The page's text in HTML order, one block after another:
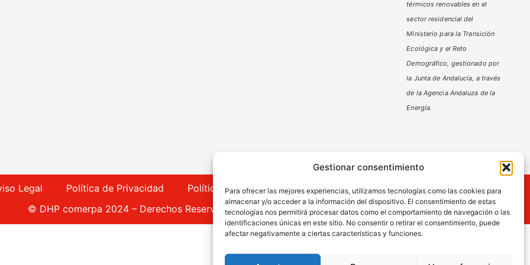
Gestionar consentimiento
Para ofrecer las mejores experiencias, utilizamos tecnologías como las cookies para
almacenar y/o acceder a la información del dispositivo. El consentimiento de estas
tecnologías nos permitirá procesar datos como el comportamiento de navegación o las
identificaciones únicas en este sitio. No consentir o retirar el consentimiento, puede
afectar negativamente a ciertas características y funciones.
térmicos renovables en el
sector residencial del
Ministerio para la Transición
Ecológica y el Reto
Demográfico, gestionado por
la Junta de Andalucía, a través
de la Agencia Andaluza de la
Energía.
Legal Política de Privacidad
Política de Cookies
© DHP comerpa 2024 – Derechos Reservados